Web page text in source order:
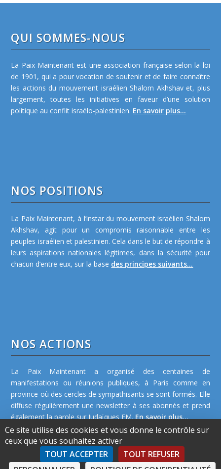
QUI SOMMES-NOUS
La Paix Maintenant est une association française selon la loi
de 1901, qui a pour vocation de soutenir et de faire connaître
les actions du mouvement israélien Shalom Akhshav et, plus
largement, toutes les initiatives en faveur d’une solution
politique au conflit israélo-palestinien. En savoir plus...
NOS POSITIONS
La Paix Maintenant, à l’instar du mouvement israélien Shalom
Akhshav, agit pour un compromis raisonnable entre les
peuples israélien et palestinien. Cela dans le but de répondre à
leurs aspirations nationales légitimes, dans la sécurité pour
chacun d’entre eux, sur la base des principes suivants...
NOS ACTIONS
La Paix Maintenant a organisé des centaines de
manifestations ou réunions publiques, à Paris comme en
province où des cercles de sympathisants se sont formés. Elle
diffuse régulièrement une newsletter à ses abonnés et prend
également la parole sur Judaïques FM.En savoir plus...
Ce site utilise des cookies et vous donne le contrôle sur
ceux que vous souhaitez activer
TOUT ACCEPTER
TOUT REFUSER